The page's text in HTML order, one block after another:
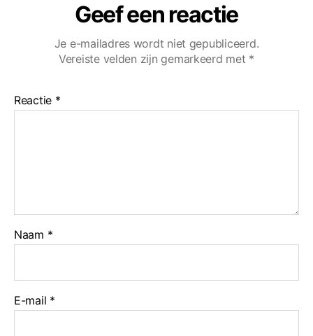
Geef een reactie
Je e-mailadres wordt niet gepubliceerd.
Vereiste velden zijn gemarkeerd met *
Reactie *
Naam *
E-mail *